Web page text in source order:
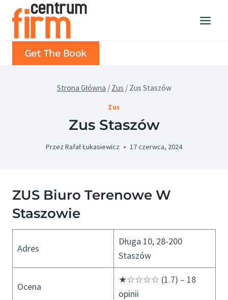
Przejdź
Get The Book
Strona Główna / Zus / Zus Staszów
Zus
Zus Staszów
Przez Rafał Łukasiewicz 17 czerwca, 2024
ZUS Biuro Terenowe W
Staszowie
Adres
Długa 10, 28-200
Staszów
Ocena
★☆☆☆☆ (1.7) – 18
opinii